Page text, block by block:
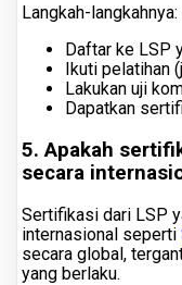
Langkah-langkahnya:
Daftar ke LSP
Ikuti pelatihan
Lakukan uji
Dapatkan
5. Apakah
secara
Sertifikasi dari LSP
internasional seperti
secara global,
yang berlaku.